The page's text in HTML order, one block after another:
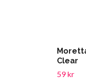
Clear
59 kr